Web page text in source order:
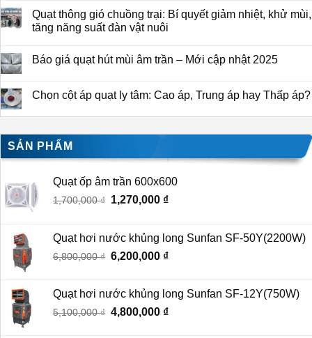
Quạt thông gió chuồng trại: Bí quyết giảm nhiệt, khử mùi,
tăng năng suất đàn vật nuôi
Báo giá quạt hút mùi âm trần – Mới cập nhật 2025
Chọn cột áp quạt ly tâm: Cao áp, Trung áp hay Thấp áp?
SẢN PHẨM
Quạt ốp âm trần 600x600
1,700,000₫ Giá
1,700,000 ₫.
1,270,000 ₫
là:
Quạt hơi nước khủng long Sunfan SF-50Y(2200W)
6,800,000₫ Giá
6,800,000 ₫.
6,200,000 ₫
là:
Quạt hơi nước khủng long Sunfan SF-12Y(750W)
5,100,000₫ Giá
4,800,000 ₫